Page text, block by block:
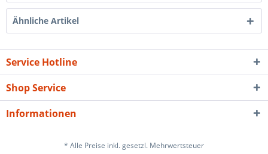
DependencyInjection/Container.php(136):
ShopRegistrationService.php(85):
Ähnliche Artikel
Service Hotline
Shop Service
Informationen
* Alle Preise inkl. gesetzl. Mehrwertsteuer